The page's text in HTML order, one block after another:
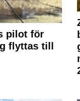
pilot för
flyttas till